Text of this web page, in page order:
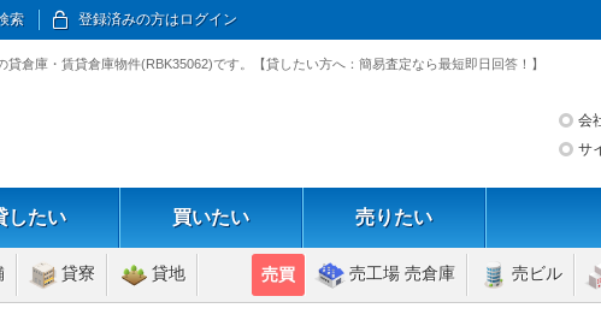
索 登録済みの方はログイン
倉庫・賃貸倉庫物件(RBK35062)です。【貸したい方へ：簡易査定なら最短即日回答！】
会
サ
したい 買いたい 売りたい
貸寮 貸地 売買 売工場 売倉庫 売ビル